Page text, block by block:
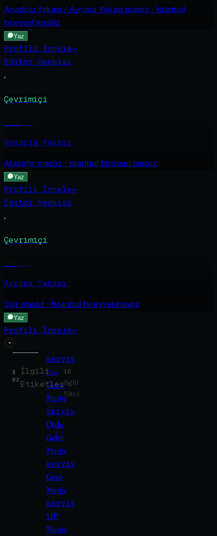
Anadolu Yakası / Avrupa Yakasımasöz · İstanbul
bireysel masöz
Yaz
Profili İncele→
Editör Seçkisi
Çevrimiçi
Anadolu Yakası
Ataşehir masöz · İstanbul bireysel masöz
Yaz
Profili İncele→
Editör Seçkisi
Çevrimiçi
Avrupa Yakası
Şişlimasöz · İstanbul bireysel masöz
Yaz
Profili İncele→
§
02
İlgili
Etiketler
18
ilgili
filtre
servis
Eve
Gelen
Masöz
servis
Otele
Gelen
Masöz
servis
Gece
Masöz
servis
VIP
Masöz